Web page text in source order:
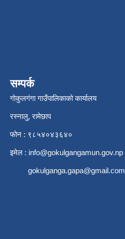
सम्पर्क
गोकुलगंगा गाउँपालिकाको कार्यालय
रस्नालु, रामेछाप
फोन : ९८५४०४३६४०
इमेल : info@gokulgangamun.gov.np
gokulganga.gapa@gmail.com